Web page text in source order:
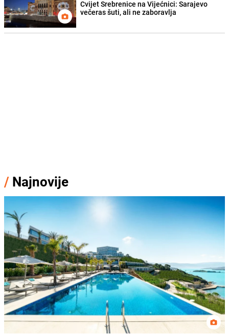
Cvijet Srebrenice na Vijećnici: Sarajevo
večeras šuti, ali ne zaboravlja
/ Najnovije